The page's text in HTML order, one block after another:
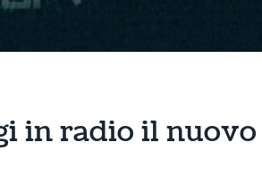
in radio il